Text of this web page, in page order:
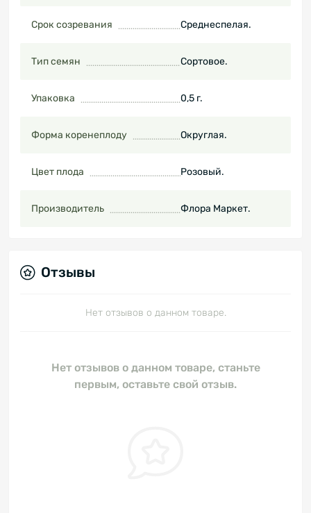
Срок созревания Среднеспелая.
Тип семян Сортовое.
Упаковка 0,5 г.
Форма коренеплоду Округлая.
Цвет плода Розовый.
Производитель Флора Маркет.
Отзывы
Нет отзывов о данном товаре.
Нет отзывов о данном товаре, станьте
первым, оставьте свой отзыв.